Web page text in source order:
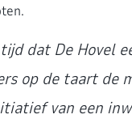
dat De Hovel
op de taart de
van een